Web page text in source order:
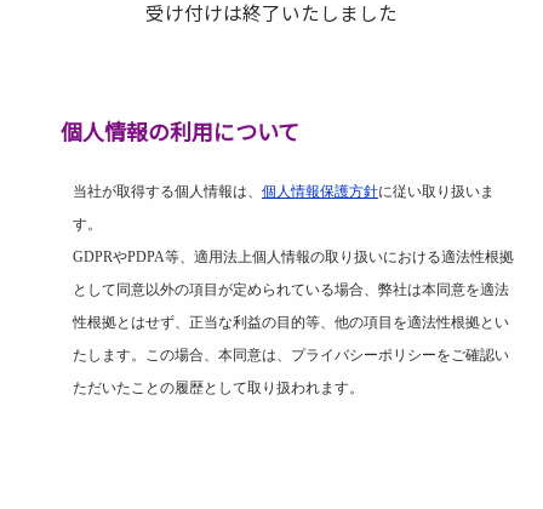
受け付けは終了いたしました
個人情報の利用について
当社が取得する個人情報は、 個人情報保護方針に従い取り扱いま
す。
GDPRやPDPA等、適用法上個人情報の取り扱いにおける適法性根拠
として同意以外の項目が定められている場合、弊社は本同意を適法
性根拠とはせず、正当な利益の目的等、他の項目を適法性根拠とい
たします。この場合、本同意は、プライバシーポリシーをご確認い
ただいたことの履歴として取り扱われます。